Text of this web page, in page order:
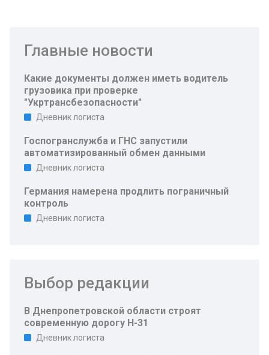
Главные новости
Какие документы должен иметь водитель
грузовика при проверке
"Укртрансбезопасности"
Дневник логиста
Госпогранслужба и ГНС запустили
автоматизированный обмен данными
Дневник логиста
Германия намерена продлить пограничный
контроль
Дневник логиста
Выбор редакции
В Днепропетровской области строят
современную дорогу Н-31
Дневник логиста